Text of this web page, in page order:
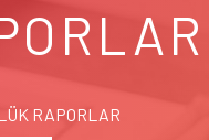
RAPORLAR